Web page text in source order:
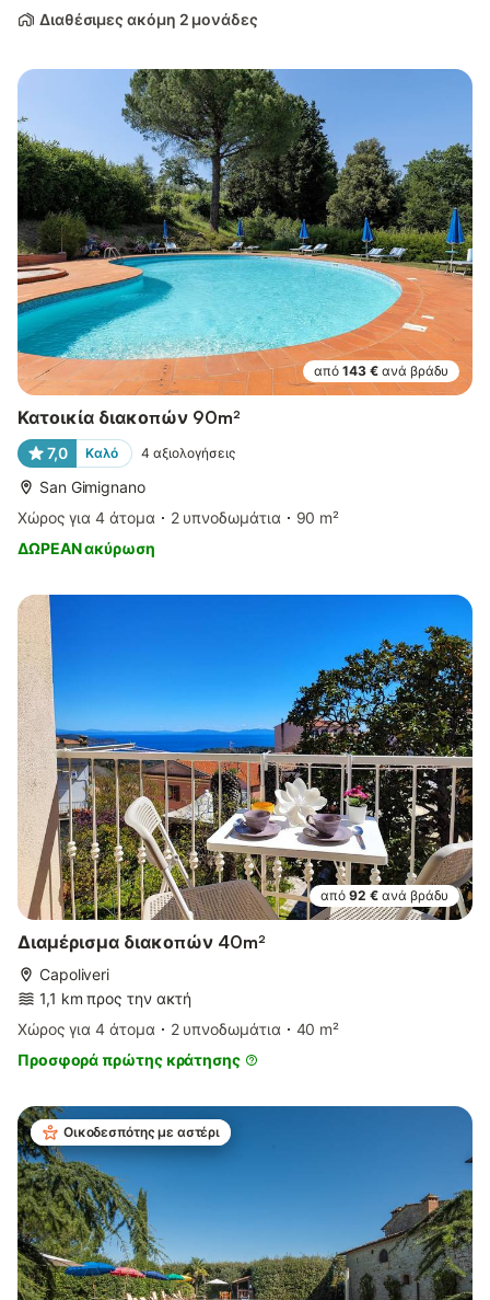
Διαθέσιμες ακόμη 2 μονάδες
από 143 € ανά βράδυ
Κατοικία διακοπών 90m²
7,0 Καλό 4 αξιολογήσεις
San Gimignano
Χώρος για 4 άτομα
2 υπνοδωμάτια
90 m²
ΔΩΡΕΑΝ ακύρωση
από 92 € ανά βράδυ
Διαμέρισμα διακοπών 40m²
Capoliveri
1,1 km προς την ακτή
Χώρος για 4 άτομα
2 υπνοδωμάτια
40 m²
Προσφορά πρώτης κράτησης
Οικοδεσπότης με αστέρι